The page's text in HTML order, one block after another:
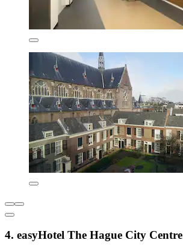
4. easyHotel The Hague City Centre